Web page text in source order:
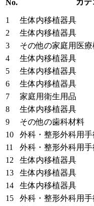
No. カ
1 生体内移植器具
2
生体内移植器具
3
その他の家庭用医療
4
生体内移植器具
5
生体内移植器具
6
生体内移植器具
7
家庭用衛生用品
8
生体内移植器具
9
その他の歯科材料
10
外科・整形外科用
11
外科・整形外科用
12
生体内移植器具
13
生体内移植器具
14
生体内移植器具
15
外科・整形外科用